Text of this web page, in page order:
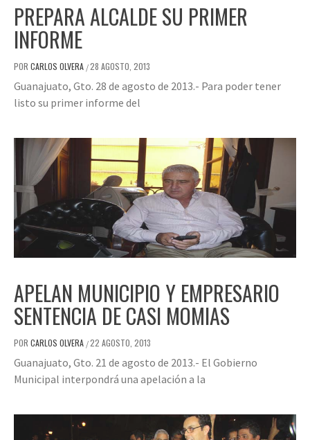
PREPARA ALCALDE SU PRIMER
INFORME
POR CARLOS OLVERA /28 AGOSTO, 2013
Guanajuato, Gto. 28 de agosto de 2013.- Para poder tener
listo su primer informe del
APELAN MUNICIPIO Y EMPRESARIO
SENTENCIA DE CASI MOMIAS
POR CARLOS OLVERA /22 AGOSTO, 2013
Guanajuato, Gto. 21 de agosto de 2013.- El Gobierno
Municipal interpondrá una apelación a la